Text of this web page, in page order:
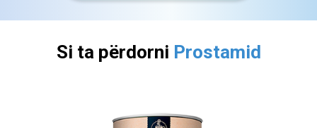
Si ta përdorni Prostamid